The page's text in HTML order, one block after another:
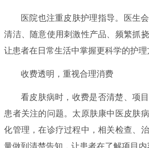
医院也注重皮肤护理指导。医生
清洁、随意使用刺激性产品、频繁抓
让患者在日常生活中掌握更科学的护理
收费透明，重视合理消费
看皮肤病时，收费是否清楚、项
患者关注的问题。太原肤康中医皮肤
化管理，在诊疗过程中，相关检查、